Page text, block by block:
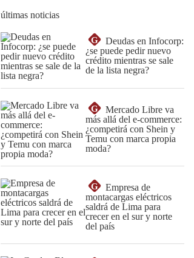
últimas noticias
G
Deudas en Infocorp:
¿se puede pedir nuevo
crédito mientras se sale
de la lista negra?
G
Mercado Libre va
más allá del e-commerce:
¿competirá con Shein y
Temu con marca propia
moda?
G
Empresa de
montacargas eléctricos
saldrá de Lima para
crecer en el sur y norte
del país